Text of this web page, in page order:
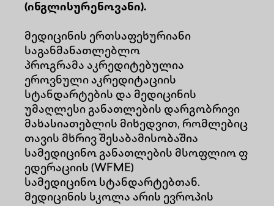
(ინგლისურენოვანი).
მედიცინის ერთსაფეხურიანი
საგანმანათლებლო
პროგრამა აკრედიტებულია
ეროვნული აკრედიტაციის
სტანდარტების და მედიცინის
უმაღლესი განათლების დარგობრივი
მახასიათებლის მიხედვით, რომლებიც
თავის მხრივ შესაბამისობაშია
სამედიცინო განათლების მსოფლიო ფ
ედერაციის (WFME)
სამედიცინო სტანდარტებთან.
მედიცინის სკოლა არის ევროპის